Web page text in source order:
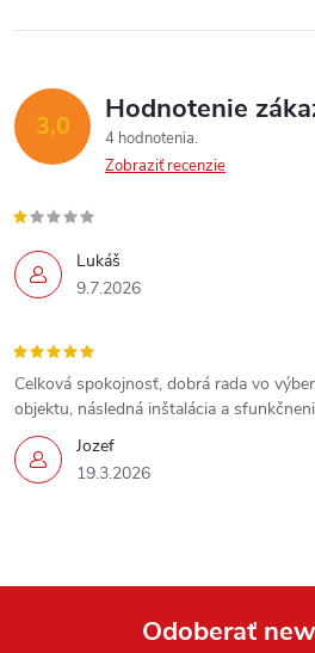
3,0 Hodnotenie
4 hodnotenia
Zobraziť recenzie
Lukáš
9.7.2026
Jozef
19.3.2026
Celková spokojnosť, dobrá rada vo
objektu, následná inštalácia a
Odoberať